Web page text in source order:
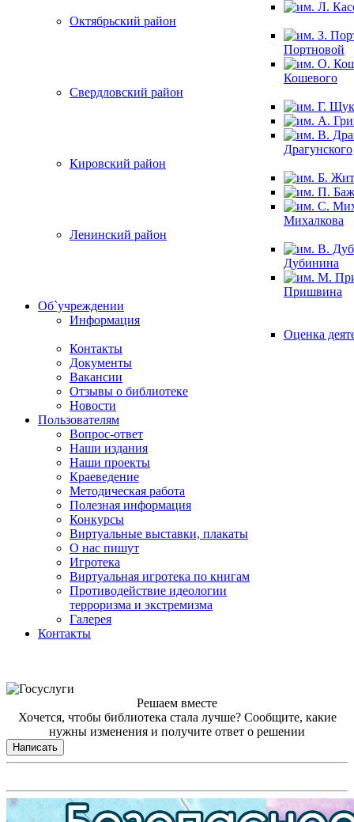
Октябрьский район
Портновой
Кошевого
Свердловский район
Драгунского
Кировский район
Михалкова
Ленинский район
Дубинина
Пришвина
Об`учреждении
Информация
Оценка
Контакты
Документы
Вакансии
Отзывы о библиотеке
Новости
Пользователям
Вопрос-ответ
Наши издания
Наши проекты
Краеведение
Методическая работа
Полезная информация
Конкурсы
Виртуальные выставки, плакаты
О нас пишут
Игротека
Виртуальная игротека по книгам
Противодействие идеологии
терроризма и экстремизма
Галерея
Контакты
Решаем вместе
Хочется, чтобы библиотека стала лучше? Сообщите, какие
нужны изменения и получите ответ о решении
Написать